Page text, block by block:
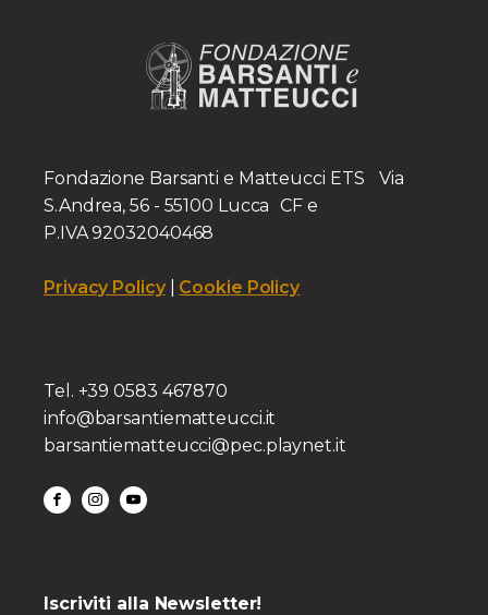
Fondazione Barsanti e Matteucci ETS Via
S.Andrea, 56 - 55100 Lucca CF e
P.IVA 92032040468
Privacy Policy| Cookie Policy
Tel. +39 0583 467870
info@barsantiematteucci.it
barsantiematteucci@pec.playnet.it
Iscriviti alla Newsletter!